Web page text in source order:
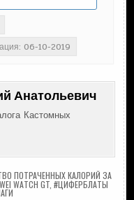
06-10-2019
Анатольевич
Кастомных
ПОТРАЧЕННЫХ КАЛОРИЙ ЗА
WATCH GT #ЦИФЕРБЛАТЫ